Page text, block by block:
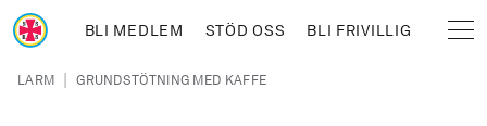
Hoppa till huvudinnehåll
BLI MEDLEM STÖD OSS BLI FRIVILLIG
Länkstig
LARM | GRUNDSTÖTNING MED KAFFE